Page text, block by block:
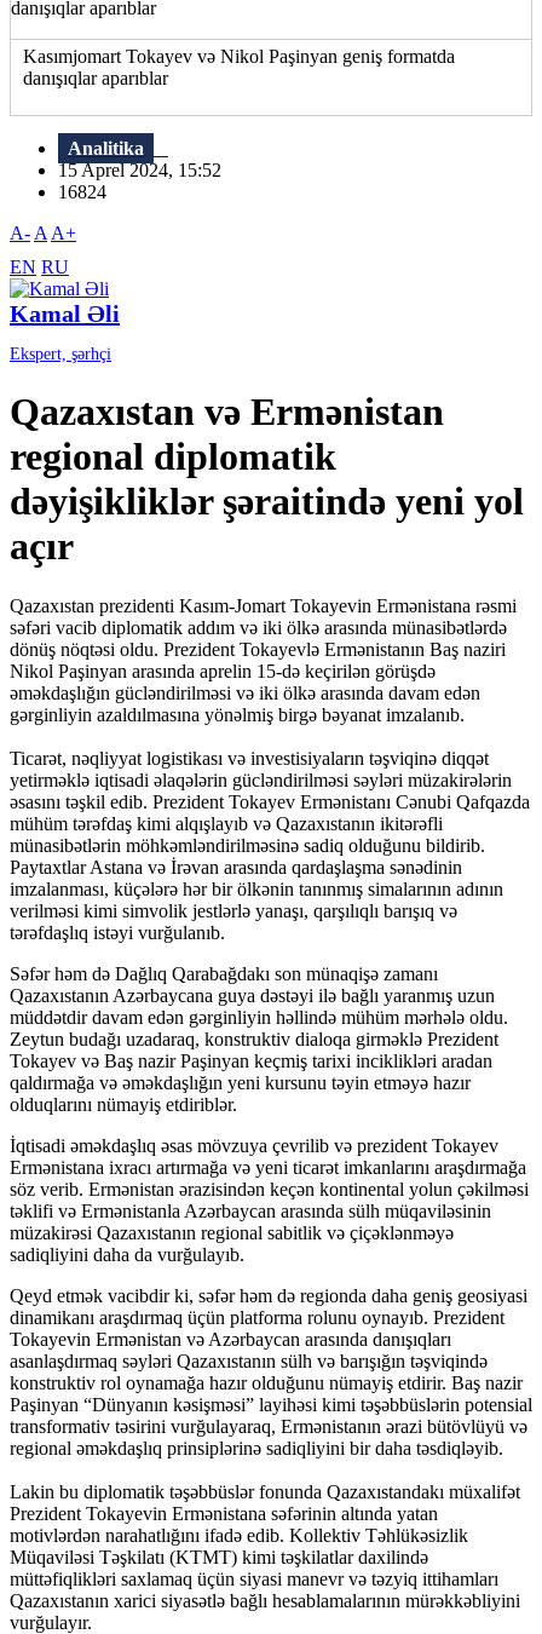
Kasımjomart Tokayev və Nikol Paşinyan geniş formatda
danışıqlar aparıblar
Analitika
15 Aprel 2024, 15:52
16824
A- A A+
EN RU
Kamal Əli
Ekspert, şərhçi
Qazaxıstan və Ermənistan
regional diplomatik
dəyişikliklər şəraitində yeni yol
açır
Qazaxıstan prezidenti Kasım-Jomart Tokayevin Ermənistana rəsmi
səfəri vacib diplomatik addım və iki ölkə arasında münasibətlərdə
dönüş nöqtəsi oldu. Prezident Tokayevlə Ermənistanın Baş naziri
Nikol Paşinyan arasında aprelin 15-də keçirilən görüşdə
əməkdaşlığın gücləndirilməsi və iki ölkə arasında davam edən
gərginliyin azaldılmasına yönəlmiş birgə bəyanat imzalanıb.
Ticarət, nəqliyyat logistikası və investisiyaların təşviqinə diqqət
yetirməklə iqtisadi əlaqələrin gücləndirilməsi səyləri müzakirələrin
əsasını təşkil edib. Prezident Tokayev Ermənistanı Cənubi Qafqazda
mühüm tərəfdaş kimi alqışlayıb və Qazaxıstanın ikitərəfli
münasibətlərin möhkəmləndirilməsinə sadiq olduğunu bildirib.
Paytaxtlar Astana və İrəvan arasında qardaşlaşma sənədinin
imzalanması, küçələrə hər bir ölkənin tanınmış simalarının adının
verilməsi kimi simvolik jestlərlə yanaşı, qarşılıqlı barışıq və
tərəfdaşlıq istəyi vurğulanıb.
Səfər həm də Dağlıq Qarabağdakı son münaqişə zamanı
Qazaxıstanın Azərbaycana guya dəstəyi ilə bağlı yaranmış uzun
müddətdir davam edən gərginliyin həllində mühüm mərhələ oldu.
Zeytun budağı uzadaraq, konstruktiv dialoqa girməklə Prezident
Tokayev və Baş nazir Paşinyan keçmiş tarixi inciklikləri aradan
qaldırmağa və əməkdaşlığın yeni kursunu təyin etməyə hazır
olduqlarını nümayiş etdiriblər.
İqtisadi əməkdaşlıq əsas mövzuya çevrilib və prezident Tokayev
Ermənistana ixracı artırmağa və yeni ticarət imkanlarını araşdırmağa
söz verib. Ermənistan ərazisindən keçən kontinental yolun çəkilməsi
təklifi və Ermənistanla Azərbaycan arasında sülh müqaviləsinin
müzakirəsi Qazaxıstanın regional sabitlik və çiçəklənməyə
sadiqliyini daha da vurğulayıb.
Qeyd etmək vacibdir ki, səfər həm də regionda daha geniş geosiyasi
dinamikanı araşdırmaq üçün platforma rolunu oynayıb. Prezident
Tokayevin Ermənistan və Azərbaycan arasında danışıqları
asanlaşdırmaq səyləri Qazaxıstanın sülh və barışığın təşviqində
konstruktiv rol oynamağa hazır olduğunu nümayiş etdirir. Baş nazir
Paşinyan “Dünyanın kəsişməsi” layihəsi kimi təşəbbüslərin potensial
transformativ təsirini vurğulayaraq, Ermənistanın ərazi bütövlüyü və
regional əməkdaşlıq prinsiplərinə sadiqliyini bir daha təsdiqləyib.
Lakin bu diplomatik təşəbbüslər fonunda Qazaxıstandakı müxalifət
Prezident Tokayevin Ermənistana səfərinin altında yatan
motivlərdən narahatlığını ifadə edib. Kollektiv Təhlükəsizlik
Müqaviləsi Təşkilatı (KTMT) kimi təşkilatlar daxilində
müttəfiqlikləri saxlamaq üçün siyasi manevr və təzyiq ittihamları
Qazaxıstanın xarici siyasətlə bağlı hesablamalarının mürəkkəbliyini
vurğulayır.